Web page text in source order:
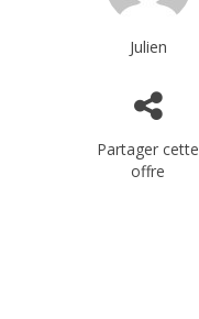
Julien
Partager cette
offre